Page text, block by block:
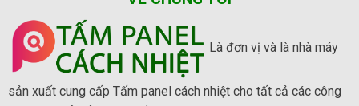
Là đơn vị và là nhà máy
sản xuất cung cấp Tấm panel cách nhiệt cho tất cả các công